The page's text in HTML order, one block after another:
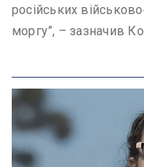
російських
моргу”, – зазначив